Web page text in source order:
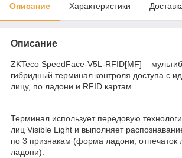
Описание Характеристики
Описание
ZKTeco SpeedFace-V5L-RFID[MF] –
гибридный терминал контроля доступа с
лицу, по ладони и RFID картам.
Терминал использует передовую
лиц Visible Light и выполняет
по 3 признакам (форма ладони, отпечаток
ладони).